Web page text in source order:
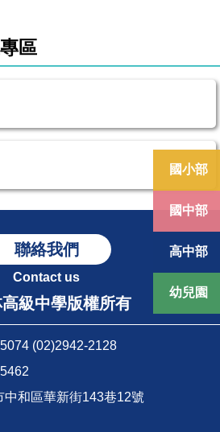
國小部
國中部
高中部
幼兒園
區
聯絡我們
Contact us
級中學版權所有
(02)2942-2128
市中和區華新街143巷12號